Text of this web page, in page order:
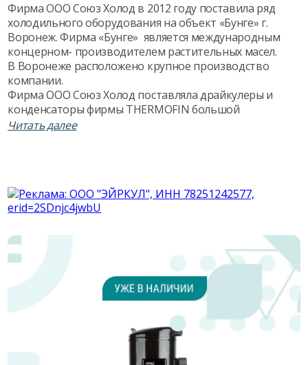
Фирма ООО Союз Холод в 2012 году поставила ряд
холодильного оборудования на объект «Бунге» г.
Воронеж. Фирма «Бунге» является международным
концерном- производителем растительных масел.
В Воронеже расположено крупное производство
компании.
Фирма ООО Союз Холод поставляла драйкулеры и
конденсаторы фирмы THERMOFIN большой
мощности . Особенностью данной поставки
Читать далее